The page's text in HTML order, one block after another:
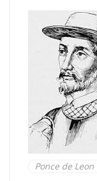
Ponce de Leon